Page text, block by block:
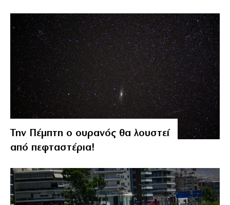
Την Πέμπτη ο ουρανός θα λουστεί
από πεφταστέρια!